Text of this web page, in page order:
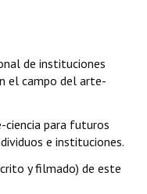
de instituciones
el campo del arte-
para futuros
e instituciones.
y filmado) de este